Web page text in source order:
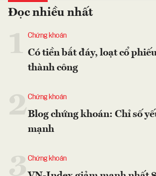
Đọc nhiều nhất
Chứng khoán
Có tiền bắt đáy, loạt cổ
thành công
2Chứng khoán
Blog chứng khoán: Chỉ số
mạnh
Chứng khoán